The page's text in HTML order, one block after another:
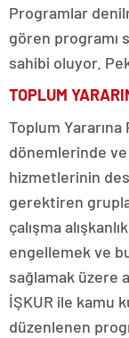
Programlar
gören programı
sahibi oluyor.
TOPLUM
Toplum
dönemlerinde
hizmetlerinin
gerektiren
çalışma
engellemek ve
sağlamak üzere
İŞKUR ile kamu
düzenlenen